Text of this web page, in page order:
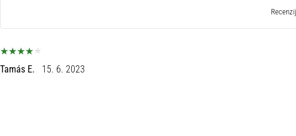
Tamás E. 15. 6. 2023